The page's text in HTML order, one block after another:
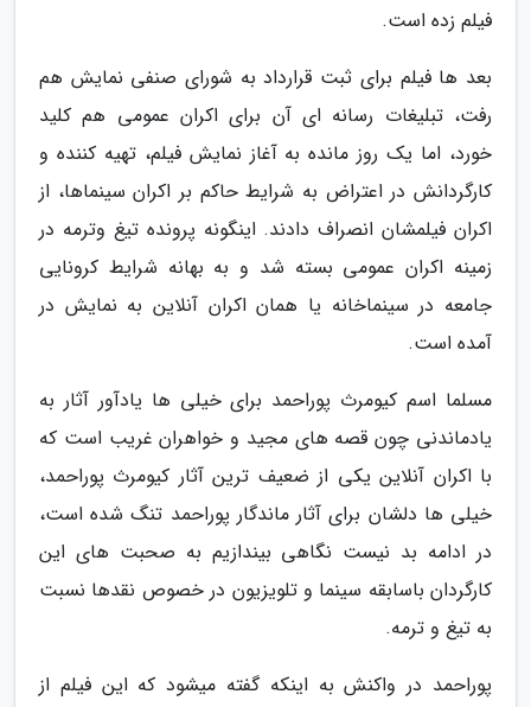
فیلم زده است.
بعد ها فیلم برای ثبت قرارداد به شورای صنفی نمایش هم
رفت، تبلیغات رسانه ای آن برای اکران عمومی هم کلید
خورد، اما یک روز مانده به آغاز نمایش فیلم، تهیه کننده و
کارگردانش در اعتراض به شرایط حاکم بر اکران سینماها، از
اکران فیلمشان انصراف دادند. اینگونه پرونده تیغ وترمه در
زمینه اکران عمومی بسته شد و به بهانه شرایط کرونایی
جامعه در سینماخانه یا همان اکران آنلاین به نمایش در
آمده است.
مسلما اسم کیومرث پوراحمد برای خیلی ها یادآور آثار به
یادماندنی چون قصه های مجید و خواهران غریب است که
با اکران آنلاین یکی از ضعیف ترین آثار کیومرث پوراحمد،
خیلی ها دلشان برای آثار ماندگار پوراحمد تنگ شده است،
در ادامه بد نیست نگاهی بیندازیم به صحبت های این
کارگردان باسابقه سینما و تلویزیون در خصوص نقدها نسبت
به تیغ و ترمه.
پوراحمد در واکنش به اینکه گفته میشود که این فیلم از